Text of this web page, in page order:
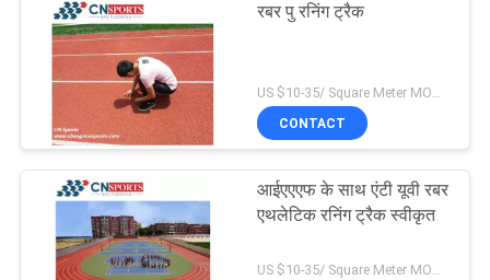
रबर पु रनिंग ट्रैक
CONTACT
आईएएएफ के साथ एंटी यूवी रबर
एथलेटिक रनिंग ट्रैक स्वीकृत
US $10-35/ Square Meter MOQ:/